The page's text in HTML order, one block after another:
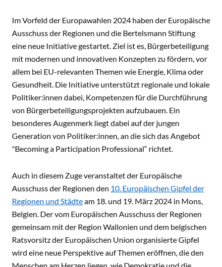
Im Vorfeld der Europawahlen 2024 haben der Europäische
Ausschuss der Regionen und die Bertelsmann Stiftung
eine neue Initiative gestartet. Ziel ist es, Bürgerbeteiligung
mit modernen und innovativen Konzepten zu fördern, vor
allem bei EU-relevanten Themen wie Energie, Klima oder
Gesundheit. Die Initiative unterstützt regionale und lokale
Politiker:innen dabei, Kompetenzen für die Durchführung
von Bürgerbeteiligungsprojekten aufzubauen. Ein
besonderes Augenmerk liegt dabei auf der jungen
Generation von Politiker:innen, an die sich das Angebot
"Becoming a Participation Professional“ richtet.
Auch in diesem Zuge veranstaltet der Europäische
Ausschuss der Regionen den 10. Europäischen Gipfel der
Regionen und Städteam 18. und 19. März 2024 in Mons,
Belgien. Der vom Europäischen Ausschuss der Regionen
gemeinsam mit der Region Wallonien und dem belgischen
Ratsvorsitz der Europäischen Union organisierte Gipfel
wird eine neue Perspektive auf Themen eröffnen, die den